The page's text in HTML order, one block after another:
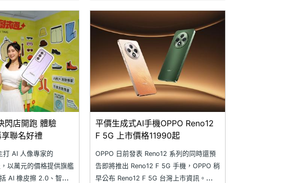
OPPO Watch X
閃店開跑 體驗
聯名好禮
打 AI 人像專家的
以萬元的價格提供旗艦
AI 橡皮擦 2.0、智慧
平價生成式AI手機OPPO Reno12
F 5G 上市價格11990起
OPPO 日前發表 Reno12 系列的同時還預
告即將推出 Reno12 F 5G 手機，OPPO 稍
早公布 Reno12 F 5G 台灣上市資訊。